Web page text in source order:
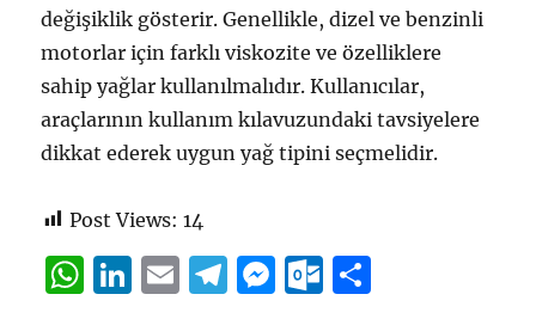
değişiklik gösterir. Genellikle, dizel ve benzinli
motorlar için farklı viskozite ve özelliklere
sahip yağlar kullanılmalıdır. Kullanıcılar,
araçlarının kullanım kılavuzundaki tavsiyelere
dikkat ederek uygun yağ tipini seçmelidir.
Post Views: 14
W Li E
T
M O